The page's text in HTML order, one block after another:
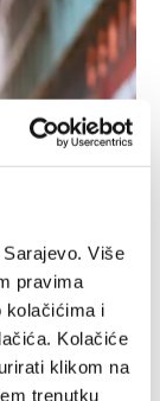
Više
pravima
kolačićima i
Kolačiće
klikom na
trenutku
u